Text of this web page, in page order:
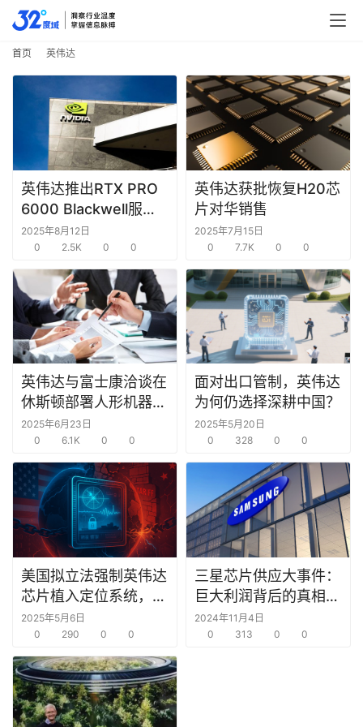
业
快
报
讯
精
选
头
条
深
度
经
数
据
研
选
报
告
创
投
之
窗
首页 英伟达
英伟达推出RTX PRO
6000 Blackwell服务
器版GPU，性能提升高
达45倍
2025年8月12日
0
2.5K 0 0
英伟达获批恢复H20芯
片对华销售
2025年7月15日
0
7.7K 0 0
英伟达与富士康洽谈在
休斯顿部署人形机器
人，计划明年投产
2025年6月23日
0
6.1K 0 0
面对出口管制，英伟达
为何仍选择深耕中国？
2025年5月20日
0
328 0 0
美国拟立法强制英伟达
芯片植入定位系统，技
术出口管控再升级
2025年5月6日
0
290 0 0
三星芯片供应大事件：
巨大利润背后的真相是
什么？
2024年11月4日
0
313 0 0